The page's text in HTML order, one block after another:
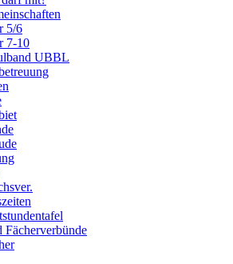
5/6
7-10
UBBL
Fächerverbünde